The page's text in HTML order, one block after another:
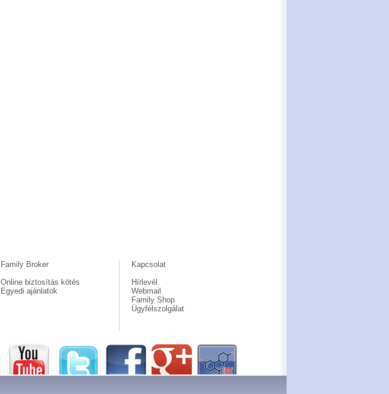
Family Broker
Online biztosítás kötés
Egyedi ajánlatok
Kapcsolat
Hírlevél
Webmail
Family Shop
Ügyfélszolgálat